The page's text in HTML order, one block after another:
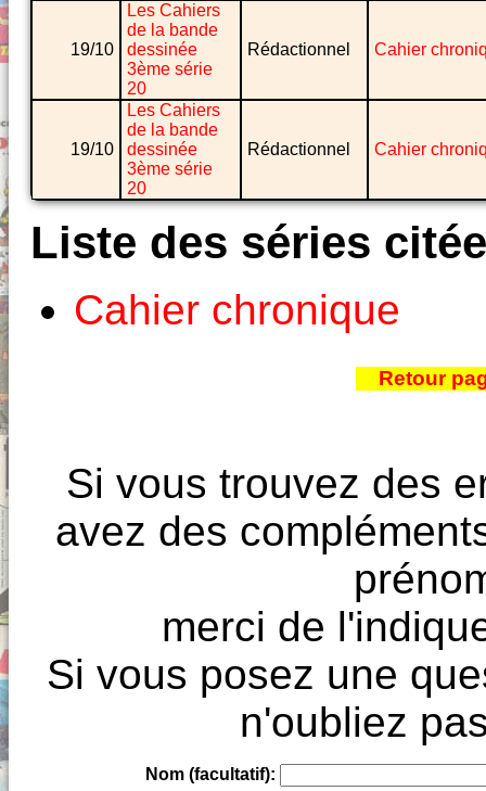
19/10
Les Cahiers
de la bande
dessinée
3ème série
20
Rédactionnel Cahier
19/10
Les Cahiers
de la bande
dessinée
3ème série
20
Rédactionnel Cahier
Liste des séries
Cahier chronique
Retour
Si vous trouvez des
avez des
merci de
Si vous posez une
n'oubliez
Nom (facultatif):